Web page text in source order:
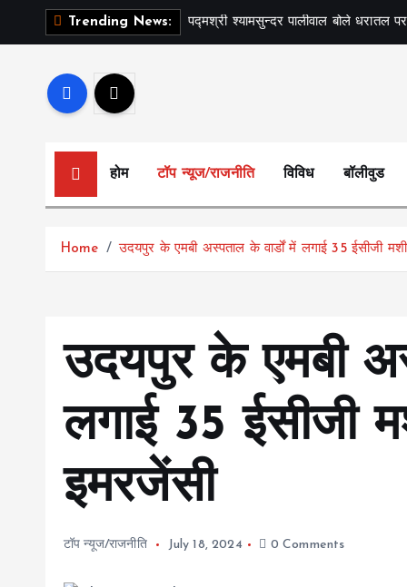
Trending News: पद्मश्री श्यामसुन्दर पालीवाल बोले धरातल
होम टॉप न्यूज/राजनीति विविध बॉलीवुड
Home उदयपुर के एमबी अस्पताल के वार्डों में लगाई 35 ईसीजी
उदयपुर के एमबी
लगाई 35 ईसीजी
इमरजेंसी
टॉप न्यूज/राजनीति July 18, 2024 0 Comments